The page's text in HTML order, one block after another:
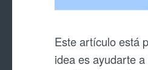
Este artículo está
idea es ayudarte